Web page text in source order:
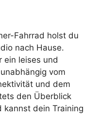
Fahrrad holst du
nach Hause.
ein leises und
vom
und dem
den Überblick
kannst dein Training